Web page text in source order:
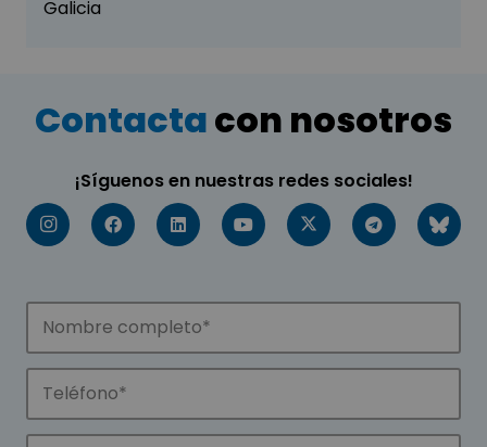
Galicia
Contactacon nosotros
¡Síguenos en nuestras redes sociales!